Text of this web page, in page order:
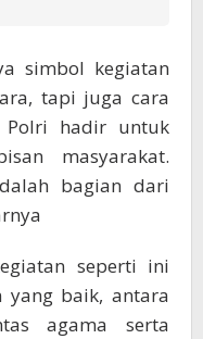
simbol kegiatan
tapi juga cara
Polri hadir untuk
masyarakat.
bagian dari
seperti ini
yang baik, antara
agama serta